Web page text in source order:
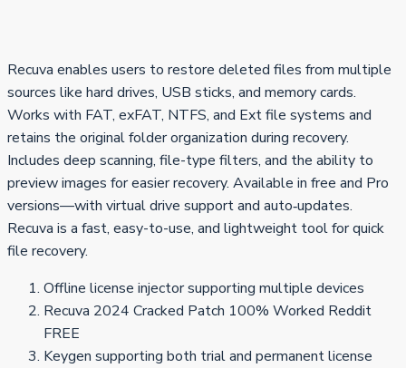
Recuva enables users to restore deleted files from multiple
sources like hard drives, USB sticks, and memory cards.
Works with FAT, exFAT, NTFS, and Ext file systems and
retains the original folder organization during recovery.
Includes deep scanning, file-type filters, and the ability to
preview images for easier recovery. Available in free and Pro
versions—with virtual drive support and auto‑updates.
Recuva is a fast, easy-to-use, and lightweight tool for quick
file recovery.
Offline license injector supporting multiple devices
Recuva 2024 Cracked Patch 100% Worked Reddit
FREE
Keygen supporting both trial and permanent license